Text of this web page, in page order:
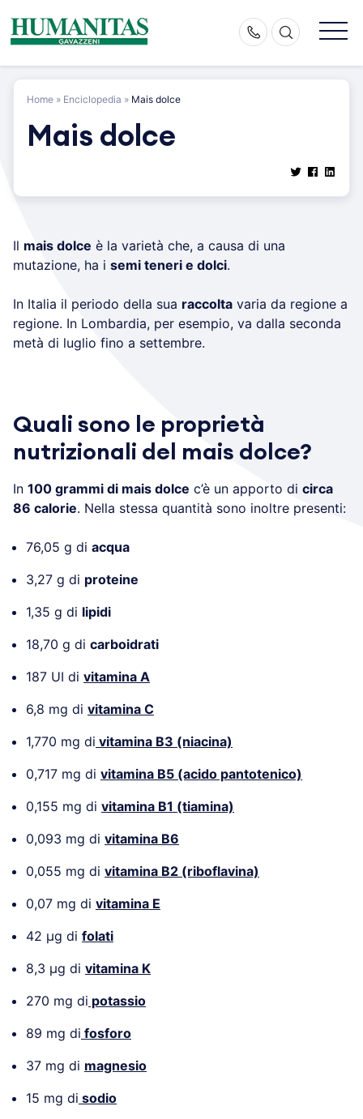
content
Home » Enciclopedia » Mais dolce
Mais dolce
Il mais dolce è la varietà che, a causa di una
mutazione, ha i semi teneri e dolci.
In Italia il periodo della sua raccolta varia da regione a
regione. In Lombardia, per esempio, va dalla seconda
metà di luglio fino a settembre.
Quali sono le proprietà
nutrizionali del mais dolce?
In 100 grammi di mais dolce c’è un apporto di circa
86 calorie. Nella stessa quantità sono inoltre presenti:
76,05 g di acqua
3,27 g di proteine
1,35 g di lipidi
18,70 g di carboidrati
187 UI di vitamina A
6,8 mg di vitamina C
1,770 mg di vitamina B3 (niacina)
0,717 mg di vitamina B5 (acido pantotenico)
0,155 mg di vitamina B1 (tiamina)
0,093 mg di vitamina B6
0,055 mg di vitamina B2 (riboflavina)
0,07 mg di vitamina E
42 µg di folati
8,3 µg di vitamina K
270 mg di potassio
89 mg di fosforo
37 mg di magnesio
15 mg di sodio